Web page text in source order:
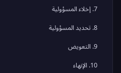
7. إخلاء المسؤولية
8. تحديد المسؤولية
9. التعويض
10. الإنهاء